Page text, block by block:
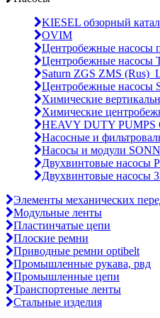
KIESEL обзорный
OVIM
Центробежные насосы
Центробежные насосы
Saturn ZGS ZMS
Центробежные насосы
Химические
Химические
HEAVY DUTY
Насосные и
Насосы и модули
Двухвинтовые насосы
Двухвинтовые насосы
Элементы механических
Модульные ленты
Пластинчатые цепи
Плоские ремни
Приводные ремни optibelt
Промышленные рукава, рвд
Промышленные цепи
Транспортеные ленты
Стальные изделия